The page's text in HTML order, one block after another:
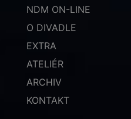
NDM ON-LINE
O DIVADLE
EXTRA
ATELIÉR
ARCHIV
KONTAKT